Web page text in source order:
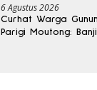
6 Agustus 2026
Curhat Warga
Parigi Moutong: